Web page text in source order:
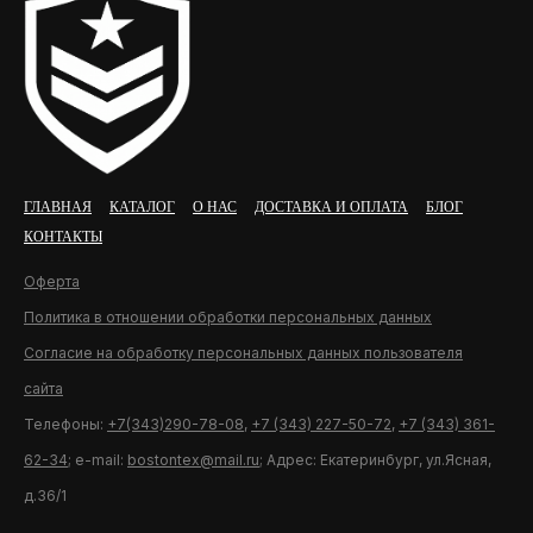
ГЛАВНАЯ КАТАЛОГ О НАС ДОСТАВКА И ОПЛАТА
БЛОГ
КОНТАКТЫ
Оферта
Политика в отношении обработки персональных данных
Согласие на обработку персональных данных пользователя
сайта
Телефоны: +7(343)290-78-08, +7 (343) 227-50-72, +7 (343) 361-
62-34; e-mail: bostontex@mail.ru; Адрес: Екатеринбург, ул.Ясная,
д.36/1